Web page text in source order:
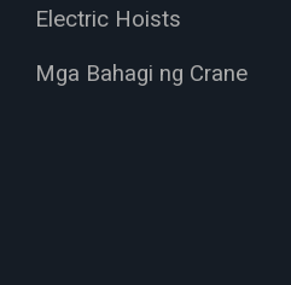
Electric Hoists
Mga Bahagi ng Crane